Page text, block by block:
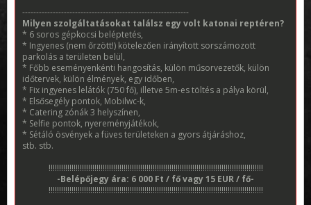
------------------------------------------------------------
Milyen szolgáltatásokat találsz egy volt katonai reptéren?
* 6 soros gépkocsi beléptetés,
* Ingyenes (nem őrzött!) kötelezően irányított sorszámozott
parkolás a területen belül,
* Főbb eseményenkénti hangosítás, külön műsorvezetők, külön
időtervek, külön élmények, egy időben,
* Fix ingyenes lelátók (750 fő), illetve 5m-es töltés a pálya körül,
* Elsősegély pontok, Mobilwc-k,
* Catering zónák 3 helyszínen,
* Selfie pontok, nyereményjátékok,
* Sétáló ösvények a füves területeken a gyors átjáráshoz,
stb. stb.
!!!!!!!!!!!!!!!!!!!!!!!!!!!!!!!!!!!!!!!!!!!!!!!!!!!!!!!!!!!!!!!!!!!!!!!!!!!!!!!!!!!!!!!!!!!!!!!!!!!!!!!
-Belépőjegy ára: 6 000 Ft / fő vagy 15 EUR / fő-
!!!!!!!!!!!!!!!!!!!!!!!!!!!!!!!!!!!!!!!!!!!!!!!!!!!!!!!!!!!!!!!!!!!!!!!!!!!!!!!!!!!!!!!!!!!!!!!!!!!!!!!